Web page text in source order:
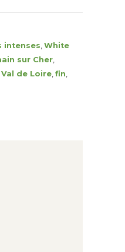
intenses, White
sur Cher,
Val de Loire, fin,